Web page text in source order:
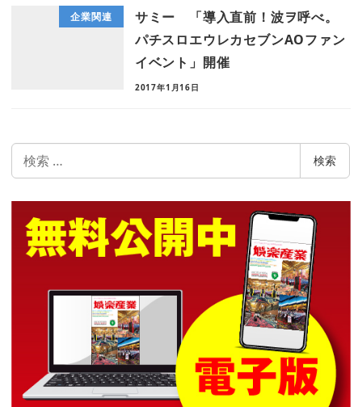
企業関連
サミー 「導入直前！波ヲ呼べ。
パチスロエウレカセブンAOファン
イベント」開催
2017年1月16日
索
検索